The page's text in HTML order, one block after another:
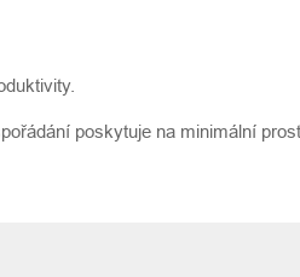
poskytuje na minimální